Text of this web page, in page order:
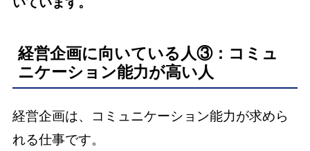
経営企画に向いている人③：コミュ
ニケーション能力が高い人
経営企画は、コミュニケーション能力が求めら
れる仕事です。